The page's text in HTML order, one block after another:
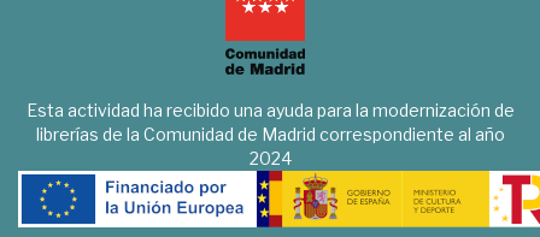
Esta actividad ha recibido una ayuda para la modernización de
librerías de la Comunidad de Madrid correspondiente al año
2024